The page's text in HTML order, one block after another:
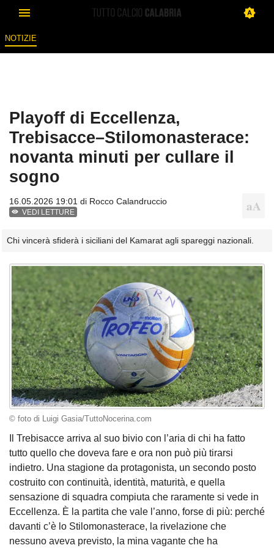
NOTIZIE
Playoff di Eccellenza,
Trebisacce–Stilomonasterace:
novanta minuti per cullare il
sogno
16.05.2026 19:01 di Rocco Calandruccio
VEDI LETTURE
Chi vincerà sfiderà i siciliani del Kamarat agli spareggi nazionali.
© foto di Luigi Gasia/TuttoNocerina.com
Il Trebisacce arriva al suo bivio con l’aria di chi ha fatto
tutto quello che doveva fare e ora non può più tirarsi
indietro. Una stagione da protagonista, un secondo posto
costruito con continuità, identità, maturità, e quella
sensazione di squadra compiuta che raramente si vede in
Eccellenza. È la partita che vale l’anno, forse di più: perché
davanti c’è lo Stilomonasterace, la rivelazione che
nessuno aveva previsto, la mina vagante che ha